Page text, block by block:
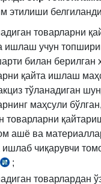
этилиши
товарларни
ишлаш учун
билан берилган
қайта ишлаш
тўланадиган
маҳсули
товарларни
ашё ва
ишлаб чиқарувчи
СК
284-
;
товарлардан